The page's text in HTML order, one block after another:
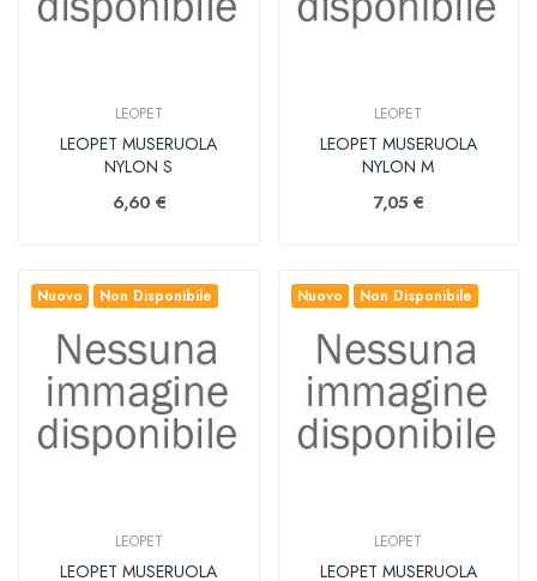
LEOPET
LEOPET MUSERUOLA
NYLON S
6,60 €
LEOPET
LEOPET MUSERUOLA
NYLON M
7,05 €
Nuovo Non Disponibile
LEOPET
LEOPET MUSERUOLA
Nuovo Non Disponibile
LEOPET
LEOPET MUSERUOLA